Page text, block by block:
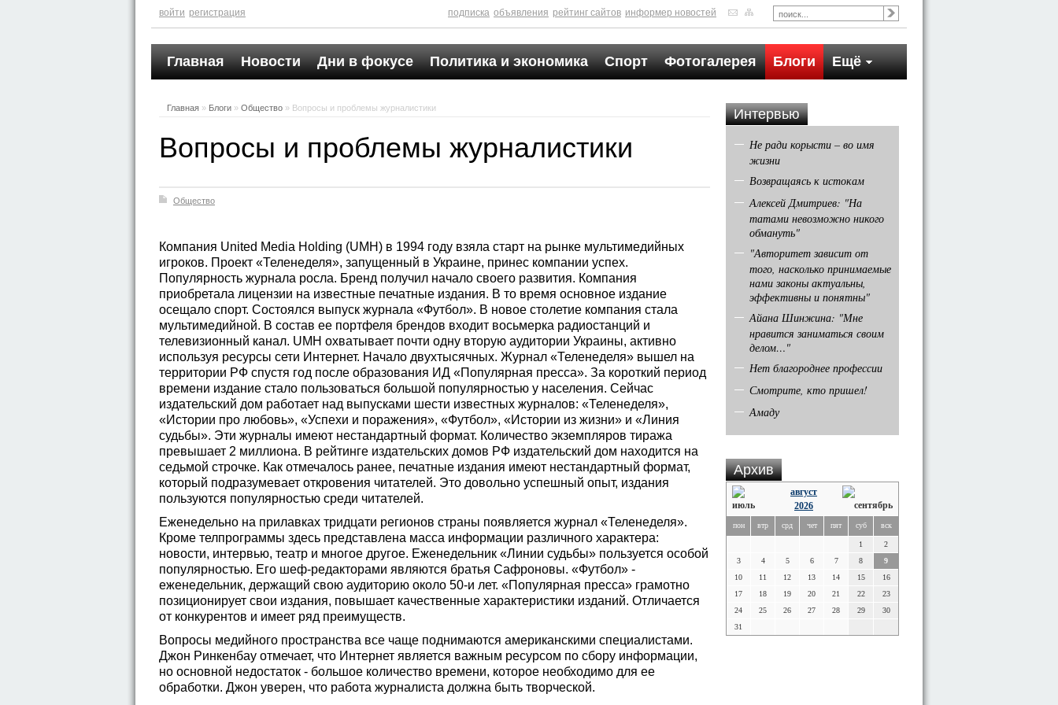
войти регистрация подписка объявления рейтинг сайтов информер новостей
Главная Новости Дни в фокусе Политика и экономика Спорт Фотогалерея Блоги Ещё
Главная » Блоги » Общество » Вопросы и проблемы журналистики
Вопросы и проблемы журналистики
Общество
Компания United Media Holding (UMH) в 1994 году взяла старт на рынке мультимедийных
игроков. Проект «Теленеделя», запущенный в Украине, принес компании успех.
Популярность журнала росла. Бренд получил начало своего развития. Компания
приобретала лицензии на известные печатные издания. В то время основное издание
осещало спорт. Состоялся выпуск журнала «Футбол». В новое столетие компания стала
мультимедийной. В состав ее портфеля брендов входит восьмерка радиостанций и
телевизионный канал. UMH охватывает почти одну вторую аудитории Украины, активно
используя ресурсы сети Интернет. Начало двухтысячных. Журнал «Теленеделя» вышел на
территории РФ спустя год после образования ИД «Популярная пресса». За короткий период
времени издание стало пользоваться большой популярностью у населения. Сейчас
издательский дом работает над выпусками шести известных журналов: «Теленеделя»,
«Истории про любовь», «Успехи и поражения», «Футбол», «Истории из жизни» и «Линия
судьбы». Эти журналы имеют нестандартный формат. Количество экземпляров тиража
превышает 2 миллиона. В рейтинге издательских домов РФ издательский дом находится на
седьмой строчке. Как отмечалось ранее, печатные издания имеют нестандартный формат,
который подразумевает откровения читателей. Это довольно успешный опыт, издания
пользуются популярностью среди читателей.
Еженедельно на прилавках тридцати регионов страны появляется журнал «Теленеделя».
Кроме телпрограммы здесь представлена масса информации различного характера:
новости, интервью, театр и многое другое. Еженедельник «Линии судьбы» пользуется особой
популярностью. Его шеф-редакторами являются братья Сафроновы. «Футбол» -
еженедельник, держащий свою аудиторию около 50-и лет. «Популярная пресса» грамотно
позиционирует свои издания, повышает качественные характеристики изданий. Отличается
от конкурентов и имеет ряд преимуществ.
Вопросы медийного пространства все чаще поднимаются американскими специалистами.
Джон Ринкенбау отмечает, что Интернет является важным ресурсом по сбору информации,
но основной недостаток - большое количество времени, которое необходимо для ее
обработки. Джон уверен, что работа журналиста должна быть творческой.
Интервью
Не ради корысти – во имя
жизни
Возвращаясь к истокам
Алексей Дмитриев: "На
татами невозможно никого
обмануть"
"Авторитет зависит от
того, насколько принимаемые
нами законы актуальны,
эффективны и понятны"
Айана Шинжина: "Мне
нравится заниматься своим
делом…"
Нет благороднее профессии
Смотрите, кто пришел!
Амаду
Архив
август
2026
пон втр срд чет пят суб вск
1
2
3
4 5 6 7 8
9
10
11 12 13 14 15
16
17
18 19 20 21 22
23
24
25 26 27 28 29
30
31